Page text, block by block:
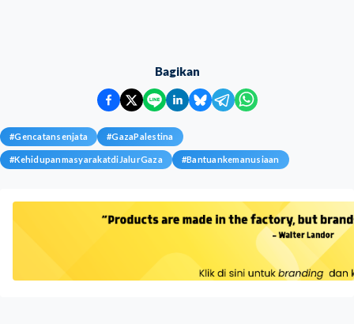
Bagikan
#Gencatansenjata #GazaPalestina
#KehidupanmasyarakatdiJalurGaza #Bantuankemanusiaan